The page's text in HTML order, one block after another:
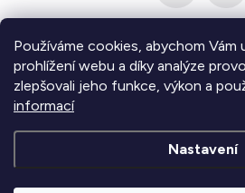
Používáme cookies, abychom Vám
prohlížení webu a díky analýze
zlepšovali jeho funkce, výkon a
informací
Nastavení
Informace pro vás
Zjistěte více